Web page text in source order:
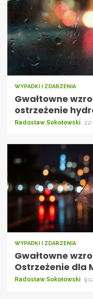
WYPADKI I ZDARZENIA
Gwałtowne
ostrzeżenie
Radosław Sokołowski 22
WYPADKI I ZDARZENIA
Gwałtowne
Ostrzeżenie dla
Radosław Sokołowski 9